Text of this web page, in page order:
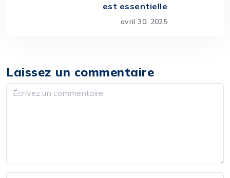
est essentielle
avril 30, 2025
Laissez un commentaire